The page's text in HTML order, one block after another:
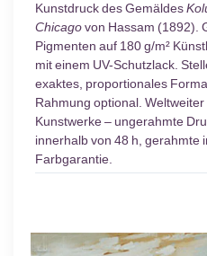
Kunstdruck des Gemäldes
Chicagovon Hassam (1892).
Pigmenten auf 180 g/m²
mit einem UV-Schutzlack.
exaktes, proportionales
Rahmung optional.
Kunstwerke – ungerahmte
innerhalb von 48 h, gerahmte
Farbgarantie.